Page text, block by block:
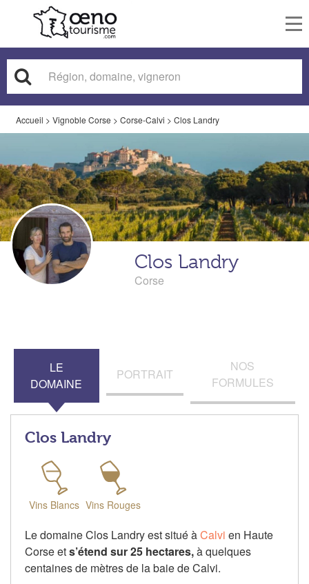
Accueil > Vignoble Corse > Corse-Calvi > Clos Landry
Clos Landry
Corse
LE
DOMAINE
PORTRAIT
NOS
FORMULES
Clos Landry
Vins Blancs Vins Rouges
Le domaine Clos Landry est situé àCalvi en Haute
Corse ets’étend sur 25 hectares,à quelques
centaines de mètres de la baie de Calvi.